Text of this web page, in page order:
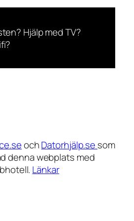
Hjälp med TV?
ochDatorhjälp.se som
denna webplats med
Länkar